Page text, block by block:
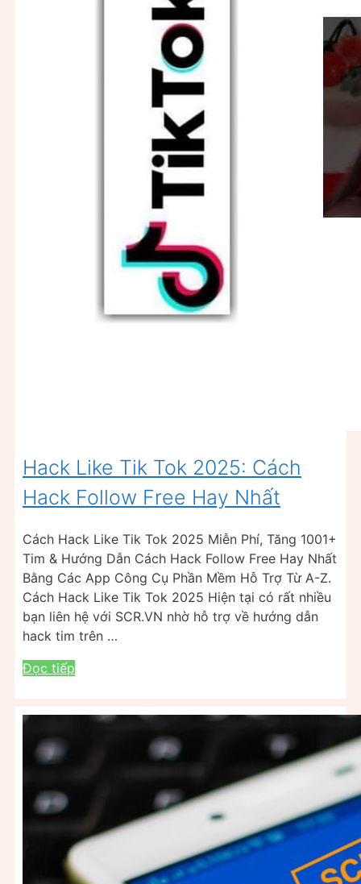
Hack Like Tik Tok 2025: Cách
Hack Follow Free Hay Nhất
Cách Hack Like Tik Tok 2025 Miễn Phí, Tăng 1001+
Tim & Hướng Dẫn Cách Hack Follow Free Hay Nhất
Bằng Các App Công Cụ Phần Mềm Hỗ Trợ Từ A-Z.
Cách Hack Like Tik Tok 2025 Hiện tại có rất nhiều
bạn liên hệ với SCR.VN nhờ hỗ trợ về hướng dẫn
hack tim trên …
Đọc tiếp